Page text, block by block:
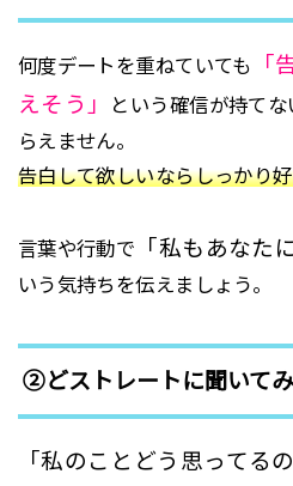
何度デートを重ねていても
「
えそう」
という確信が持て
らえません。
告白して欲しいならしっかり
言葉や行動で 「私もあなた
いう気持ちを伝えましょう。
②どストレートに聞いて
「私のことどう思ってるの